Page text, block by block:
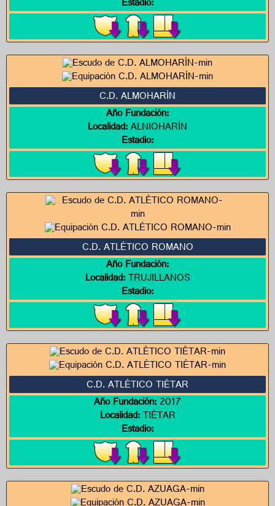
Estadio:
C.D. ALMOHARÍN
Año Fundación:
Localidad:ALNIOHARÍN
Estadio:
C.D. ATLÉTICO ROMANO
Año Fundación:
Localidad:TRUJILLANOS
Estadio:
C.D. ATLÉTICO TIÉTAR
Año Fundación:2017
Localidad:TIÉTAR
Estadio: